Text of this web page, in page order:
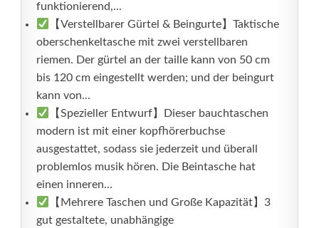
funktionierend,...
【Verstellbarer Gürtel & Beingurte】Taktische
oberschenkeltasche mit zwei verstellbaren
riemen. Der gürtel an der taille kann von 50 cm
bis 120 cm eingestellt werden; und der beingurt
kann von...
【Spezieller Entwurf】Dieser bauchtaschen
modern ist mit einer kopfhörerbuchse
ausgestattet, sodass sie jederzeit und überall
problemlos musik hören. Die Beintasche hat
einen inneren...
【Mehrere Taschen und Große Kapazität】3
gut gestaltete, unabhängige